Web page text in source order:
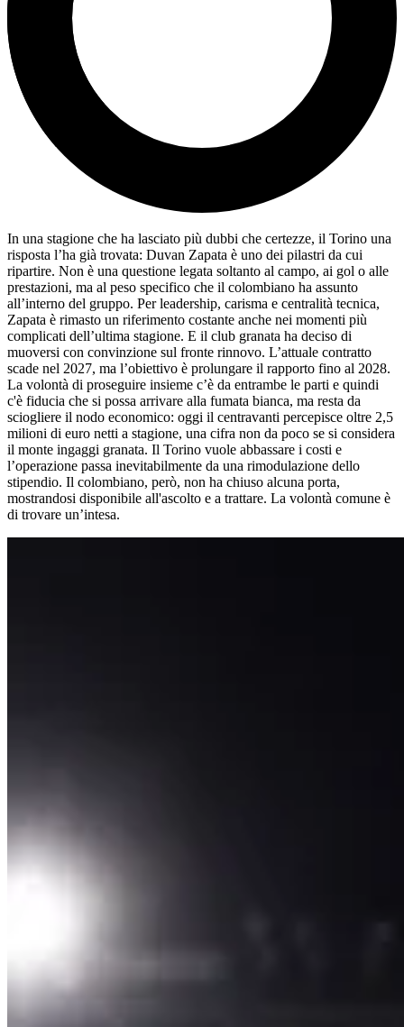
In una stagione che ha lasciato più dubbi che certezze, il Torino una
risposta l’ha già trovata: Duvan Zapata è uno dei pilastri da cui
ripartire. Non è una questione legata soltanto al campo, ai gol o alle
prestazioni, ma al peso specifico che il colombiano ha assunto
all’interno del gruppo. Per leadership, carisma e centralità tecnica,
Zapata è rimasto un riferimento costante anche nei momenti più
complicati dell’ultima stagione. E il club granata ha deciso di
muoversi con convinzione sul fronte rinnovo. L’attuale contratto
scade nel 2027, ma l’obiettivo è prolungare il rapporto fino al 2028.
La volontà di proseguire insieme c’è da entrambe le parti e quindi
c'è fiducia che si possa arrivare alla fumata bianca, ma resta da
sciogliere il nodo economico: oggi il centravanti percepisce oltre 2,5
milioni di euro netti a stagione, una cifra non da poco se si considera
il monte ingaggi granata. Il Torino vuole abbassare i costi e
l’operazione passa inevitabilmente da una rimodulazione dello
stipendio. Il colombiano, però, non ha chiuso alcuna porta,
mostrandosi disponibile all'ascolto e a trattare. La volontà comune è
di trovare un’intesa.